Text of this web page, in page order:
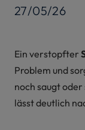
27/05/26
Ein verstopfter
Problem und
noch saugt
lässt deutlich